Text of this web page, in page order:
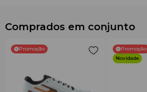
Comprados em conjunto
Promoção
Promoção
Novidade